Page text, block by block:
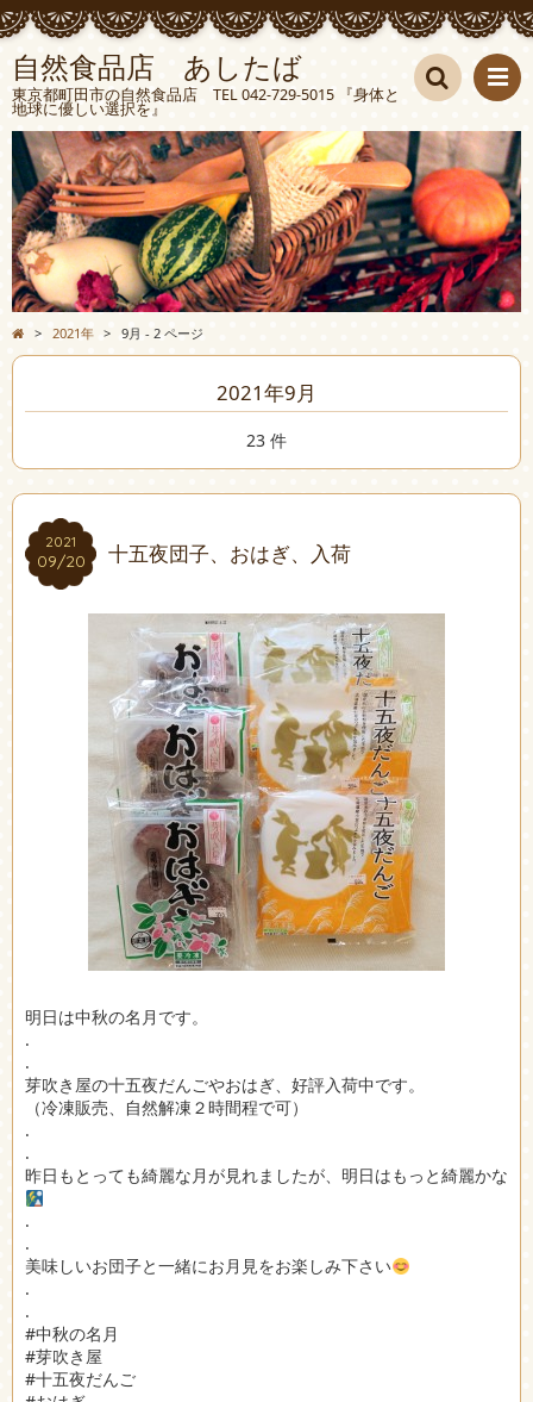
自然食品店 あしたば
東京都町田市の自然食品店 TEL 042-729-5015 『身体と
地球に優しい選択を』 検索
> 2021年 > 9月 - 2 ページ
2021年9月
23 件
2021
09/20
2021
09/20 十五夜団子、おはぎ、入荷
明日は中秋の名月です。
.
.
芽吹き屋の十五夜だんごやおはぎ、好評入荷中です。
（冷凍販売、自然解凍２時間程で可）
.
.
昨日もとっても綺麗な月が見れましたが、明日はもっと綺麗かな
.
.
美味しいお団子と一緒にお月見をお楽しみ下さい
.
.
#中秋の名月
#芽吹き屋
#十五夜だんご